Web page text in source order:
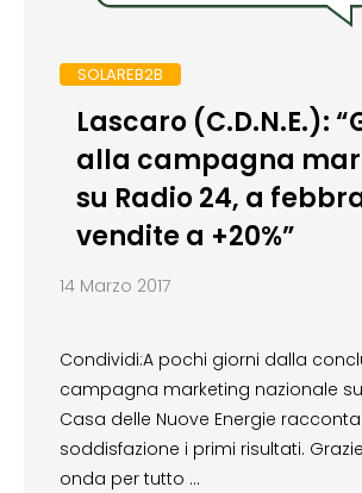
SOLAREB2B
Lascaro (C.D.N.E.):
alla campagna
su Radio 24, a
vendite a +20%”
14 Marzo 2017
Condividi:A pochi giorni dalla
campagna marketing nazionale su
Casa delle Nuove Energie
soddisfazione i primi risultati.
onda per tutto …